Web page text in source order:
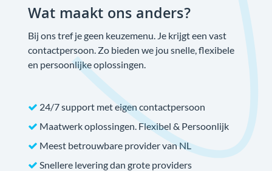
Wat maakt ons anders?
Bij ons tref je geen keuzemenu. Je krijgt een vast
contactpersoon. Zo bieden we jou snelle, flexibele
en persoonlijke oplossingen.
24/7 support met eigen contactpersoon
Maatwerk oplossingen. Flexibel & Persoonlijk
Meest betrouwbare provider van NL
Snellere levering dan grote providers